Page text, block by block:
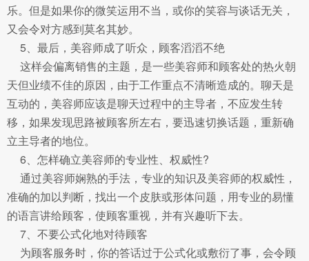
乐。但是如果你的微笑运用不当，或你的笑容与谈话无关，
又会令对方感到莫名其妙。
5、最后，美容师成了听众，顾客滔滔不绝
这样会偏离销售的主题，是一些美容师和顾客处的热火朝
天但业绩不佳的原因，由于工作重点不清晰造成的。聊天是
互动的，美容师应该是聊天过程中的主导者，不应发生转
移，如果发现思路被顾客所左右，要迅速切换话题，重新确
立主导者的地位。
6、怎样确立美容师的专业性、权威性?
通过美容师娴熟的手法，专业的知识及美容师的权威性，
准确的加以判断，找出一个皮肤或形体问题，用专业的易懂
的语言讲给顾客，使顾客重视，并有兴趣听下去。
7、不要公式化地对待顾客
为顾客服务时，你的答话过于公式化或敷衍了事，会令顾